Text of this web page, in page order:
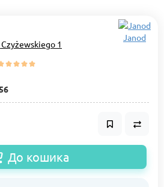
1
Janod
До кошика